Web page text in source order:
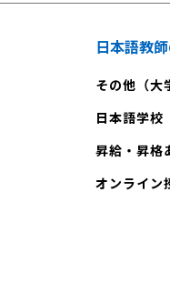
日本語教
その他（大
日本語学校
昇給・昇格
オンライン